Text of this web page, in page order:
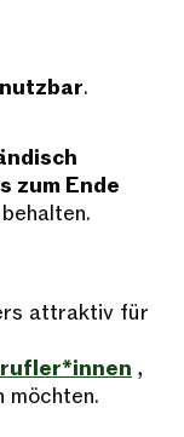
.
zum Ende
attraktiv für
,
möchten.